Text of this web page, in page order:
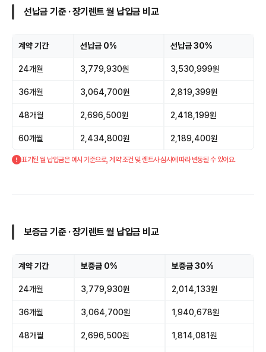
선납금 기준 · 장기렌트 월 납입금 비교
계약 기간 선납금 0% 선납금 30%
24개월 3,779,930원 3,530,999원
36개월 3,064,700원 2,819,399원
48개월 2,696,500원 2,418,199원
60개월 2,434,800원 2,189,400원
표기된 월 납입금은 예시 기준으로, 계약 조건 및 렌트사 심사에 따라 변동될 수 있어요.
보증금 기준 · 장기렌트 월 납입금 비교
계약 기간 보증금 0% 보증금 30%
24개월 3,779,930원 2,014,133원
36개월 3,064,700원 1,940,678원
48개월 2,696,500원 1,814,081원